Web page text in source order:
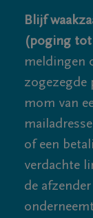
Blijf
(poging
meldingen
zogezegde
mom van
of een
verdachte
de